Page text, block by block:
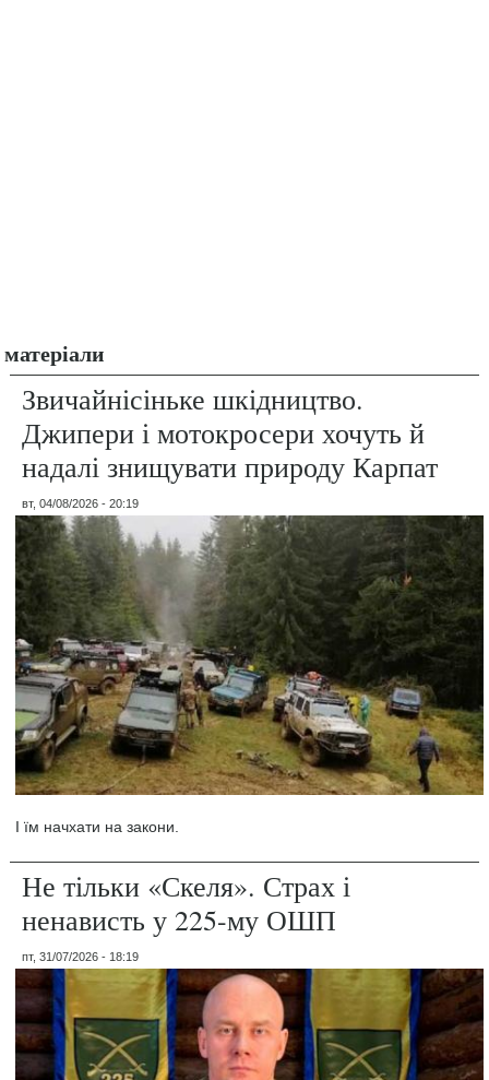
матеріали
Звичайнісіньке шкідництво.
Джипери і мотокросери хочуть й
надалі знищувати природу Карпат
вт, 04/08/2026 - 20:19
І їм начхати на закони.
Не тільки «Скеля». Страх і
ненависть у 225-му ОШП
пт, 31/07/2026 - 18:19